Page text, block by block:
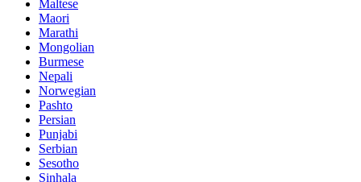
Maltese
Maori
Marathi
Mongolian
Burmese
Nepali
Norwegian
Pashto
Persian
Punjabi
Serbian
Sesotho
Sinhala